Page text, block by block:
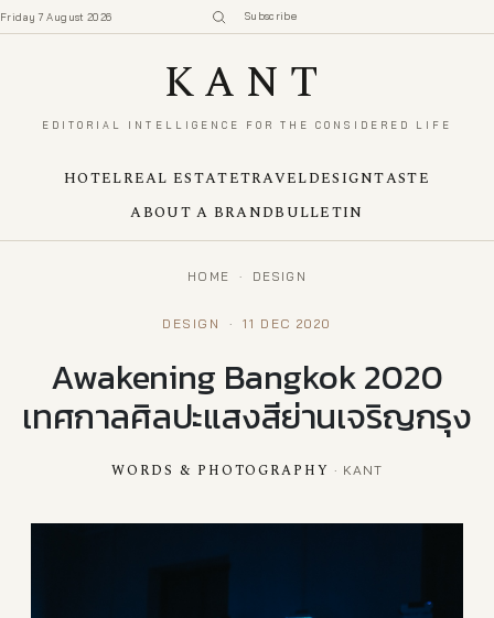
Friday 7 August 2026 Subscribe
KANT
EDITORIAL INTELLIGENCE FOR THE CONSIDERED LIFE
HOTELREAL ESTATETRAVELDESIGNTASTE
ABOUT A BRANDBULLETIN
HOME · DESIGN
DESIGN · 11 DEC 2020
Awakening Bangkok 2020
เทศกาลศิลปะแสงสีย่านเจริญกรุง
WORDS & PHOTOGRAPHY · KANT